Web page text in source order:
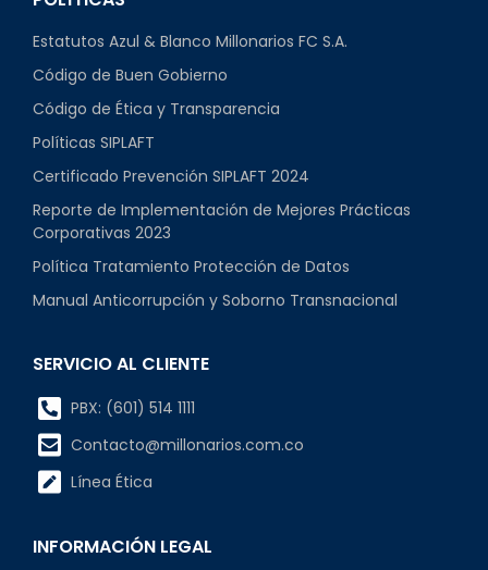
Estatutos Azul & Blanco Millonarios FC S.A.
Código de Buen Gobierno
Código de Ética y Transparencia
Políticas SIPLAFT
Certificado Prevención SIPLAFT 2024
Reporte de Implementación de Mejores Prácticas
Corporativas 2023
Política Tratamiento Protección de Datos
Manual Anticorrupción y Soborno Transnacional
SERVICIO AL CLIENTE
PBX: (601) 514 1111
Contacto@millonarios.com.co
Línea Ética
INFORMACIÓN LEGAL